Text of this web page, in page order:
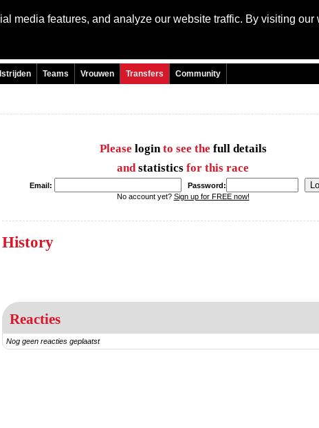
media features, and analyze our website traffic. By visiting our
Teams Vrouwen Transfers Community
Please loginto see the full details
and statistics for this race
Email:
Password:
No account yet? Sign up for FREE now!
History
Reacties
Nog geen reacties geplaatst